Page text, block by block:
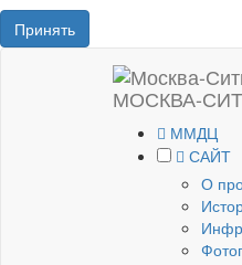
Принять
МОСКВА-
ММДЦ
САЙТ
О